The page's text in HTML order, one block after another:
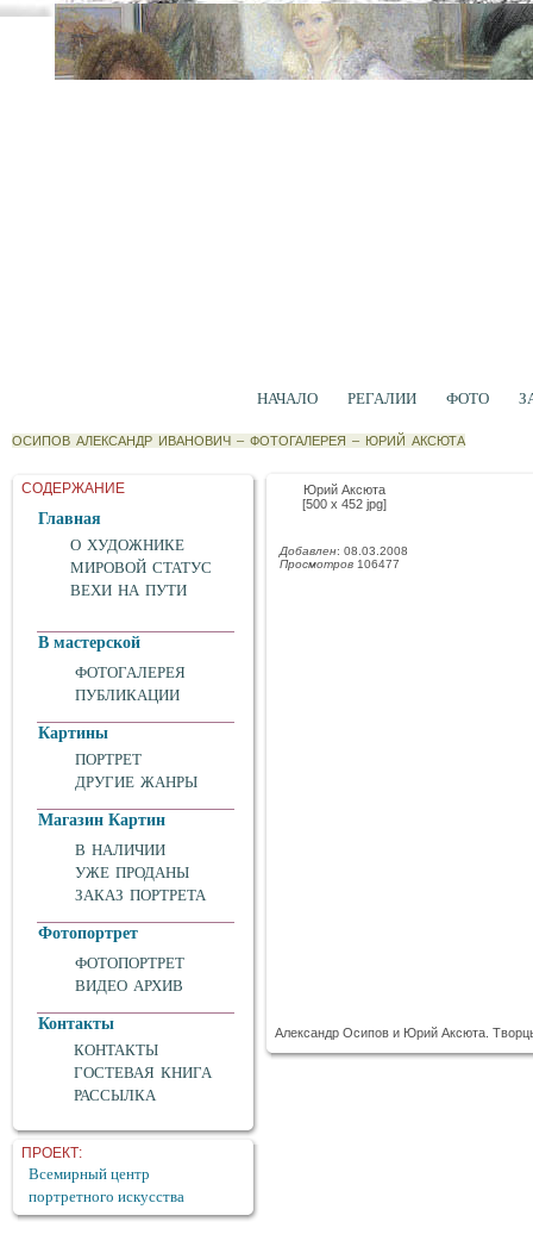
НАЧАЛО РЕГАЛИИ ФОТО
ОСИПОВ АЛЕКСАНДР ИВАНОВИЧ – ФОТОГАЛЕРЕЯ – ЮРИЙ АКСЮТА
СОДЕРЖАНИЕ
Главная
О ХУДОЖНИКЕ
МИРОВОЙ СТАТУС
ВЕХИ НА ПУТИ
В мастерской
ФОТОГАЛЕРЕЯ
ПУБЛИКАЦИИ
Картины
ПОРТРЕТ
ДРУГИЕ ЖАНРЫ
Магазин Картин
В НАЛИЧИИ
УЖЕ ПРОДАНЫ
ЗАКАЗ ПОРТРЕТА
Фотопортрет
ФОТОПОРТРЕТ
ВИДЕО АРХИВ
Контакты
КОНТАКТЫ
ГОСТЕВАЯ КНИГА
РАССЫЛКА
ПРОЕКТ:
Всемирный центр
портретного искусства
Юрий Аксюта
[500 x 452 jpg]
Добавлен: 08.03.2008
Просмотров 106477
Александр Осипов и Юрий Аксюта.